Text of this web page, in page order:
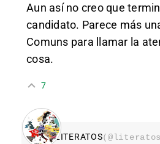
Aun así no creo que
candidato. Parece más
Comuns para llamar la
cosa.
7
LITERATOS